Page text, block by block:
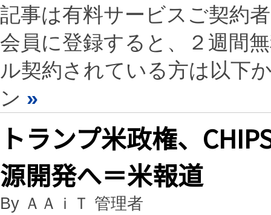
記事は有料サービスご契約
会員に登録すると、２週間
ル契約されている方は以下
ン »
トランプ米政権、
源開発へ＝米報道
By ＡＡｉＴ 管理者